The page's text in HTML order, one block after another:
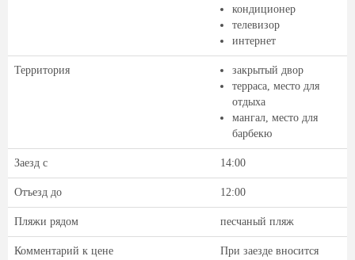
кондиционер
телевизор
интернет
Территория
закрытый двор
терраса, место для
отдыха
мангал, место для
барбекю
Заезд с 14:00
Отъезд до 12:00
Пляжи рядом песчаный пляж
Комментарий к цене
При заезде вносится